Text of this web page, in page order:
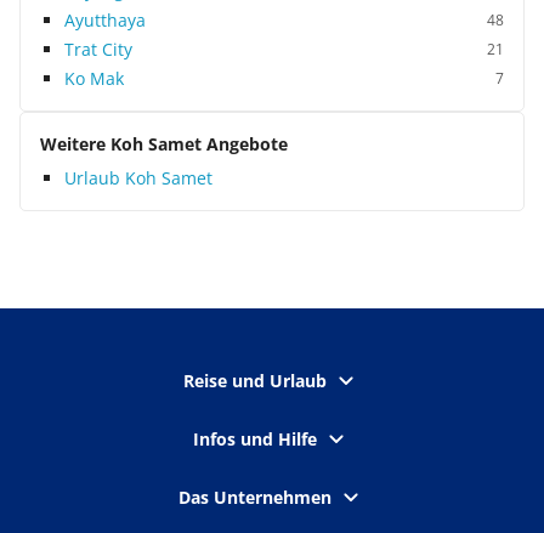
Ayutthaya 48
Trat City 21
Ko Mak 7
Weitere Koh Samet Angebote
Urlaub Koh Samet
Reise und Urlaub
Infos und Hilfe
Das Unternehmen